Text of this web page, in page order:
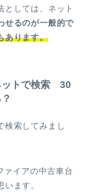
としては、ネット
せるのが一般的で
あります。
ットで検索 30
検索してみまし
ァイアの中古車台
ます。